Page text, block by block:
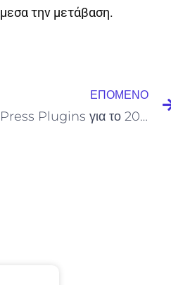
την μετάβαση.
ΕΠΌΜΕΝΟ
15 Top WordPress Plugins για το 2011